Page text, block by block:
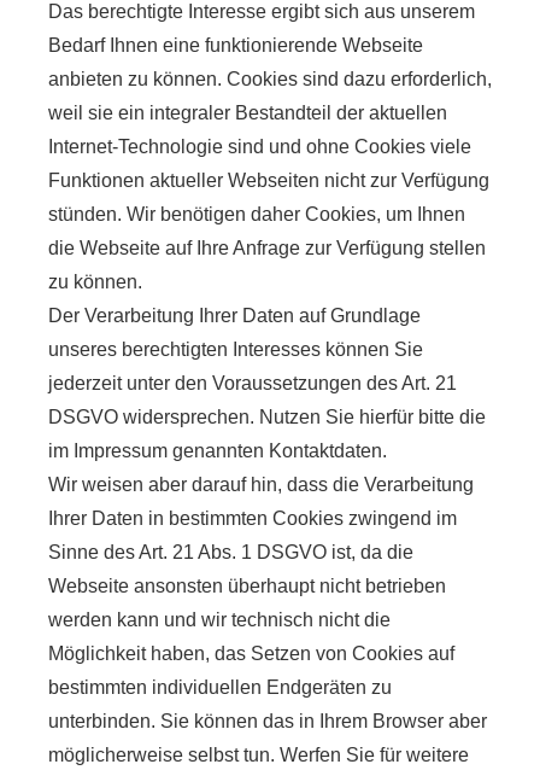
Das berechtigte Interesse ergibt sich aus unserem
Bedarf Ihnen eine funktionierende Webseite
anbieten zu können. Cookies sind dazu erforderlich,
weil sie ein integraler Bestandteil der aktuellen
Internet-Technologie sind und ohne Cookies viele
Funktionen aktueller Webseiten nicht zur Verfügung
stünden. Wir benötigen daher Cookies, um Ihnen
die Webseite auf Ihre Anfrage zur Verfügung stellen
zu können.
Der Verarbeitung Ihrer Daten auf Grundlage
unseres berechtigten Interesses können Sie
jederzeit unter den Voraussetzungen des Art. 21
DSGVO widersprechen. Nutzen Sie hierfür bitte die
im Impressum genannten Kontaktdaten.
Wir weisen aber darauf hin, dass die Verarbeitung
Ihrer Daten in bestimmten Cookies zwingend im
Sinne des Art. 21 Abs. 1 DSGVO ist, da die
Webseite ansonsten überhaupt nicht betrieben
werden kann und wir technisch nicht die
Möglichkeit haben, das Setzen von Cookies auf
bestimmten individuellen Endgeräten zu
unterbinden. Sie können das in Ihrem Browser aber
möglicherweise selbst tun. Werfen Sie für weitere